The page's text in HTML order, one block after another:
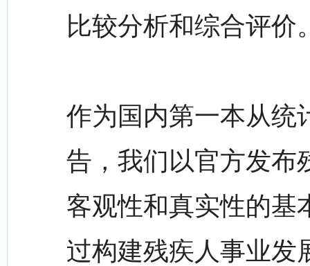
比较分析和综合评价
作为国内第一本从统
告，我们以官方发布
客观性和真实性的基
过构建残疾人事业发